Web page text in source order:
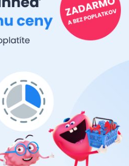
udržiavaná v certifikovanom